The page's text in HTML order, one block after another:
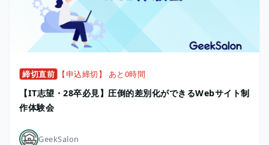
締切直前 【申込締切】 あと0時間
【IT志望・28卒必見】圧倒的差別化ができるWebサイト制
作体験会
GeekSalon